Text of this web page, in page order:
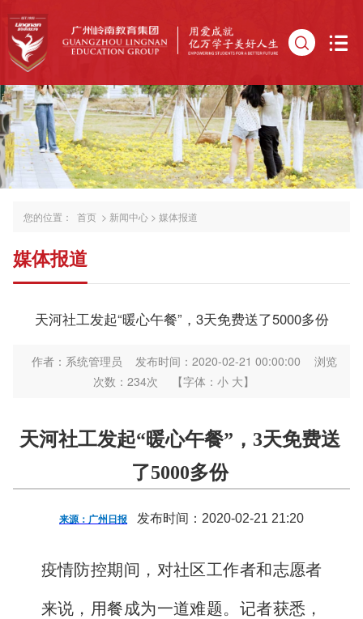
您的位置： 首页 > 新闻中心 > 媒体报道
媒体报道
天河社工发起“暖心午餐”，3天免费送了5000多份
作者：系统管理员 发布时间：2020-02-21 00:00:00
浏览
次数：234次 【字体： 小 大】
天河社工发起“暖心午餐”，3天免费送
了5000多份
来源：广州日报 发布时间：2020-02-21 21:20
疫情防控期间，对社区工作者和志愿者
来说，用餐成为一道难题。记者获悉，